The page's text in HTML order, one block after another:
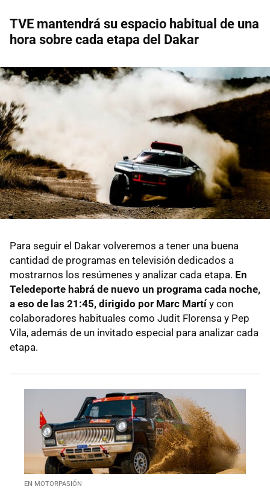
TVE mantendrá su espacio habitual de una
hora sobre cada etapa del Dakar
Para seguir el Dakar volveremos a tener una buena
cantidad de programas en televisión dedicados a
mostrarnos los resúmenes y analizar cada etapa. En
Teledeporte habrá de nuevo un programa cada noche,
a eso de las 21:45, dirigido por Marc Martí y con
colaboradores habituales como Judit Florensa y Pep
Vila, además de un invitado especial para analizar cada
etapa.
EN MOTORPASIÓN